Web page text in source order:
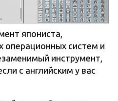
япониста,
операционных систем и
инструмент,
с английским у вас